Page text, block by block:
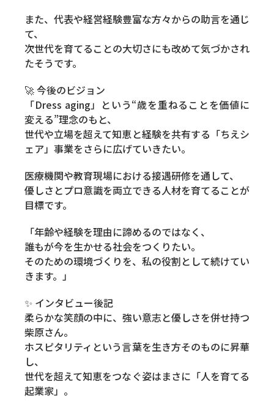
また、代表や経営経験豊富な方々からの助言を通じ
て、
次世代を育てることの大切さにも改めて気づかされ
たそうです。
🚀 今後のビジョン
「Dress aging」という“歳を重ねることを価値に
変える”理念のもと、
世代や立場を超えて知恵と経験を共有する「ちえシ
ェア」事業をさらに広げていきたい。
医療機関や教育現場における接遇研修を通して、
優しさとプロ意識を両立できる人材を育てることが
目標です。
「年齢や経験を理由に諦めるのではなく、
誰もが今を生かせる社会をつくりたい。
そのための環境づくりを、私の役割として続けてい
きます。」
✨ インタビュー後記
柔らかな笑顔の中に、強い意志と優しさを併せ持つ
柴原さん。
ホスピタリティという言葉を生き方そのものに昇華
し、
世代を超えて知恵をつなぐ姿はまさに「人を育てる
起業家」。